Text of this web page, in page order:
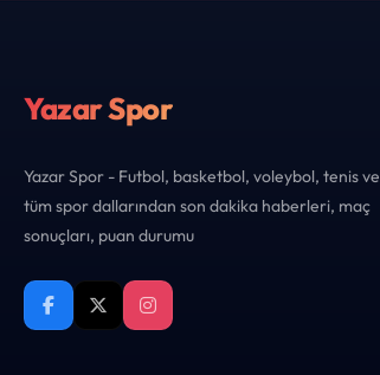
Yazar Spor
Yazar Spor - Futbol, basketbol, voleybol, tenis ve
tüm spor dallarından son dakika haberleri, maç
sonuçları, puan durumu